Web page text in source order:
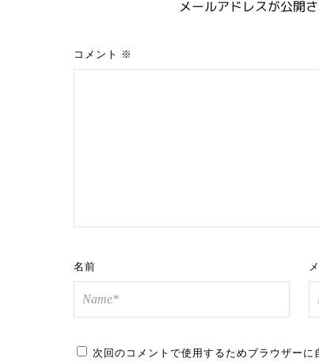
メールアドレスが公開
コメント ※
名前
次回のコメントで使用するためブラウザーに